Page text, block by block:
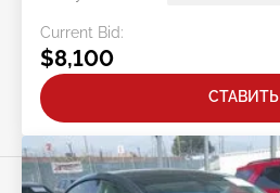
Current Bid:
$8,100
СТАВИТЬ